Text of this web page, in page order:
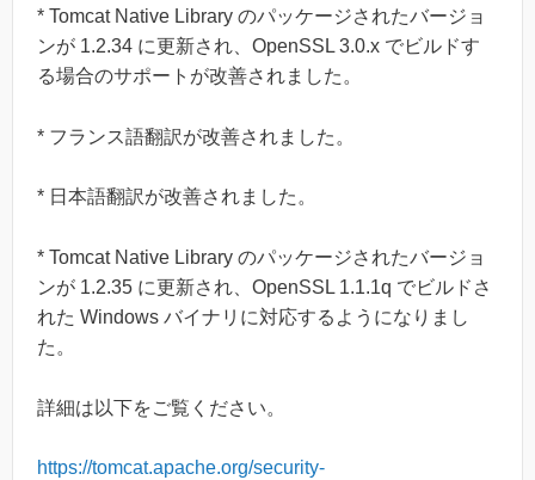
* Tomcat Native Library のパッケージされたバージョ
ンが 1.2.34 に更新され、OpenSSL 3.0.x でビルドす
る場合のサポートが改善されました。
* フランス語翻訳が改善されました。
* 日本語翻訳が改善されました。
* Tomcat Native Library のパッケージされたバージョ
ンが 1.2.35 に更新され、OpenSSL 1.1.1q でビルドさ
れた Windows バイナリに対応するようになりまし
た。
詳細は以下をご覧ください。
https://tomcat.apache.org/security-